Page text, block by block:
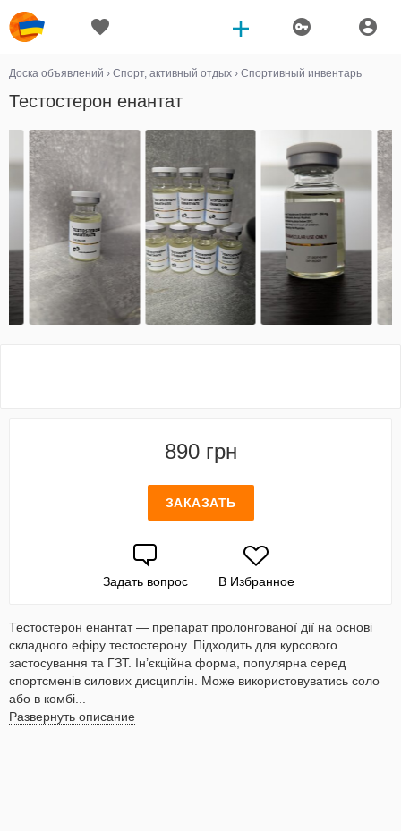
Доска объявлений › Спорт, активный отдых › Спортивный инвентарь
Тестостерон енантат
890 грн
ЗАКАЗАТЬ
Задать вопрос В Избранное
Тестостерон енантат — препарат пролонгованої дії на основі
складного ефіру тестостерону. Підходить для курсового
застосування та ГЗТ. Ін’єкційна форма, популярна серед
спортсменів силових дисциплін. Може використовуватись соло
або в комбі...
Развернуть описание